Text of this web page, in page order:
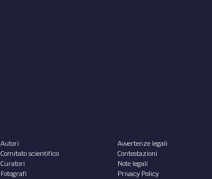
Autori
Comitato scientifico
Curatori
Fotografi
Avvertenze legali
Contestazioni
Note legali
Privacy Policy